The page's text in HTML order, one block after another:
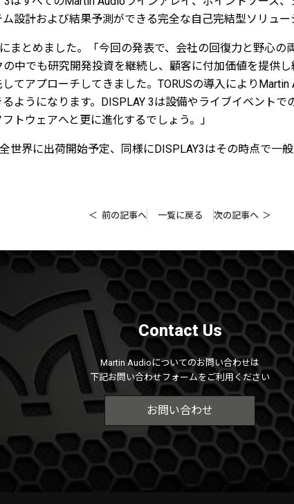
設計および結果予測ができる完全な自己完結型ソリュー
まとめました。「今回の発表で、会社の回復力と野心の
中でも研究開発投資を継続し、顧客に付加価値を提供
てアプローチしてきました。TORUSの導入により
ようになります。DISPLAY 3は設備やライブイベントで
トウェアへと更に進化するでしょう。」
世界に出荷開始予定、同様にDISPLAY3はその時点で一般
前の記事へ 一覧に戻る 次の記事へ
Contact Us
Martin Audioについてのお問い合わせは
下記お問い合わせフォームをご利用ください
お問い合わせ